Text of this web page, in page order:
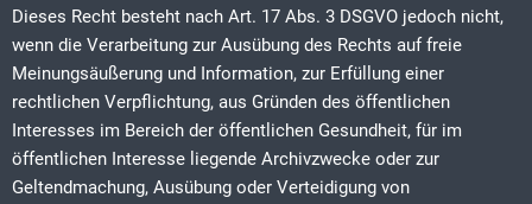
Dieses Recht besteht nach Art. 17 Abs. 3 DSGVO jedoch nicht,
wenn die Verarbeitung zur Ausübung des Rechts auf freie
Meinungsäußerung und Information, zur Erfüllung einer
rechtlichen Verpflichtung, aus Gründen des öffentlichen
Interesses im Bereich der öffentlichen Gesundheit, für im
öffentlichen Interesse liegende Archivzwecke oder zur
Geltendmachung, Ausübung oder Verteidigung von